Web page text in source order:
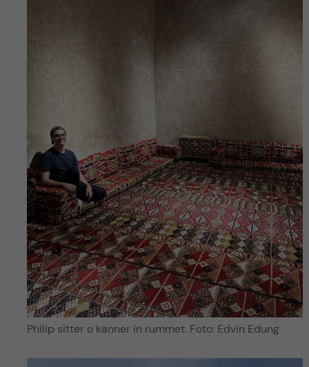
Philip sitter o känner in rummet. Foto: Edvin Edung